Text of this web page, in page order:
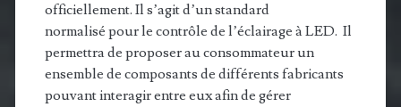
officiellement. Il s’agit d’un standard
normalisé pour le contrôle de l’éclairage à LED. Il
permettra de proposer au consommateur un
ensemble de composants de différents fabricants
pouvant interagir entre eux afin de gérer